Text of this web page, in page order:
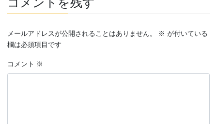
コメントを残す
メールアドレスが公開されることはありません。 ※ が付いている
欄は必須項目です
コメント ※